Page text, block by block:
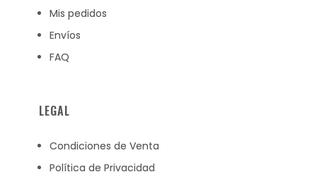
Mis pedidos
Envíos
FAQ
LEGAL
Condiciones de Venta
Política de Privacidad